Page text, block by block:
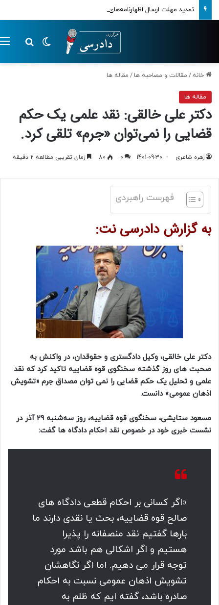
تمدید مهلت ارسال اظهارنامه‌های مالیاتی تا پایان تابستان 1405
تغییر پوسته
خانه / مقالات و مصاحبه ها / مقاله ها
مقاله ها
دکتر علی خالقی: نقد علمی یک حکم
قضایی را نمی‌توان «جرم» تلقی کرد.
زهره شاعری 1401-09-30
0
80 زمان تقریبی مطالعه 2 دقیقه
فهرست راهبردی
به گزارش دادرسی نت:
دکتر علی خالقی، وکیل دادگستری و حقوقدان، در واکنش به
صحبت های روز گذشته سخنگوی قوه قضاییه تاکید کرد که نقد
علمی و تحلیل یک حکم قضایی را نمی توان مصداق جرم «تشویش
اذهان عمومی» دانست.
مسعود ستایشی، سخنگوی قوه قضاییه، روز سه‌شنبه 29 آذر در
نشست خبری خود در خصوص نقد احکام دادگاه ها گفت:
«اگر کسانی بر احکام قطعی دادگاه های
صالح قوه قضاییه، بحث یا نقدی دارند ما
بارها گفتیم نقد منصفانه را پذیرا
هستیم و اگر اشکالی هم باشد مورد
توجه قرار می دهیم. اما اگر نگاهشان
تشویش اذهان عمومی نسبت به احکام
صادره باشد، گفته ایم که ظلم به